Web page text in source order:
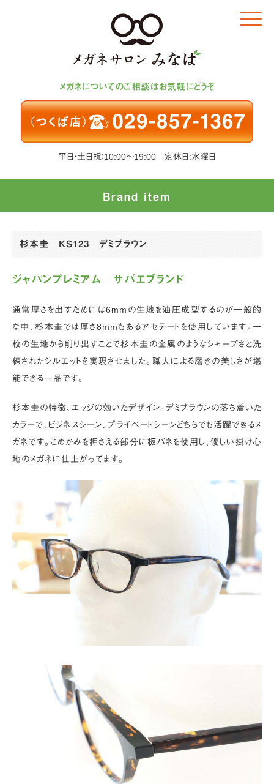
メガネについてのご相談はお気軽にどうぞ
平日・土日祝：10:00～19:00 定休日:水曜日
Click
Brand item
杉本圭 KS123 デミブラウン
ジャパンプレミアム サバエブランド
通常厚さを出すためには6mmの生地を油圧成型するのが一般的
な中、杉本圭では厚さ8mmもあるアセテートを使用しています。一
枚の生地から削り出すことで杉本圭の金属のようなシャープさと洗
練されたシルエットを実現させました。職人による磨きの美しさが堪
能できる一品です。
杉本圭の特徴、エッジの効いたデザイン。デミブラウンの落ち着いた
カラーで、ビジネスシーン、プライベートシーンどちらでも活躍できるメ
ガネです。こめかみを押さえる部分に板バネを使用し、優しい掛け心
地のメガネに仕上がってます。